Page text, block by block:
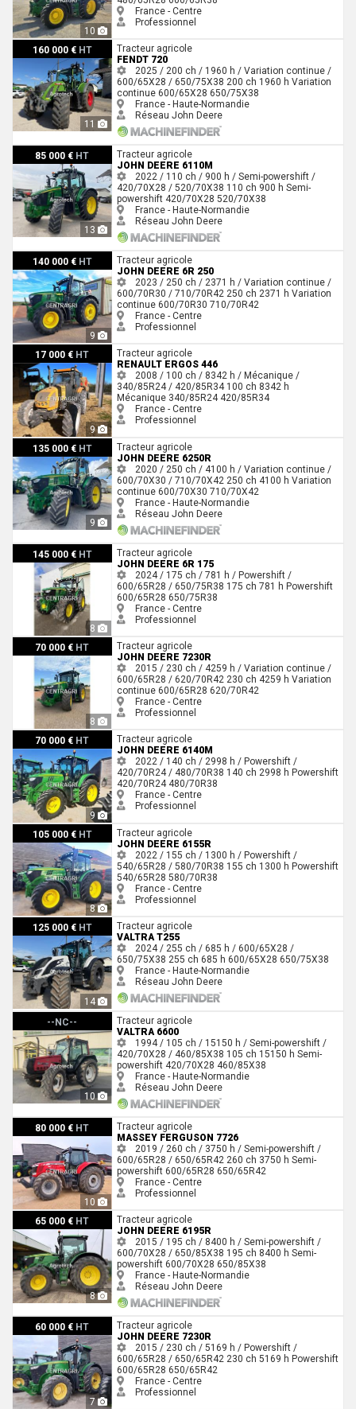
10
France - Centre
Professionnel
160 000 € HT
11
Fendt 720
Tracteur agricole
FENDT 720
2025 / 200 ch / 1960 h / Variation continue /
600/65X28 / 650/75X38 200 ch 1960 h Variation
continue 600/65X28 650/75X38
France - Haute-Normandie
Réseau John Deere
85 000 € HT
13
John Deere 6110M
Tracteur agricole
JOHN DEERE 6110M
2022 / 110 ch / 900 h / Semi-powershift /
420/70X28 / 520/70X38 110 ch 900 h Semi-
powershift 420/70X28 520/70X38
France - Haute-Normandie
Réseau John Deere
140 000 € HT
9
John Deere 6R 250
Tracteur agricole
JOHN DEERE 6R 250
2023 / 250 ch / 2371 h / Variation continue /
600/70R30 / 710/70R42 250 ch 2371 h Variation
continue 600/70R30 710/70R42
France - Centre
Professionnel
17 000 € HT
9
Renault ERGOS 446
Tracteur agricole
RENAULT ERGOS 446
2008 / 100 ch / 8342 h / Mécanique /
340/85R24 / 420/85R34 100 ch 8342 h
Mécanique 340/85R24 420/85R34
France - Centre
Professionnel
135 000 € HT
9
John Deere 6250R
Tracteur agricole
JOHN DEERE 6250R
2020 / 250 ch / 4100 h / Variation continue /
600/70X30 / 710/70X42 250 ch 4100 h Variation
continue 600/70X30 710/70X42
France - Haute-Normandie
Réseau John Deere
145 000 € HT
8
John Deere 6R 175
Tracteur agricole
JOHN DEERE 6R 175
2024 / 175 ch / 781 h / Powershift /
600/65R28 / 650/75R38 175 ch 781 h Powershift
600/65R28 650/75R38
France - Centre
Professionnel
70 000 € HT
8
John Deere 7230R
Tracteur agricole
JOHN DEERE 7230R
2015 / 230 ch / 4259 h / Variation continue /
600/65R28 / 620/70R42 230 ch 4259 h Variation
continue 600/65R28 620/70R42
France - Centre
Professionnel
70 000 € HT
9
John Deere 6140M
Tracteur agricole
JOHN DEERE 6140M
2022 / 140 ch / 2998 h / Powershift /
420/70R24 / 480/70R38 140 ch 2998 h Powershift
420/70R24 480/70R38
France - Centre
Professionnel
105 000 € HT
8
John Deere 6155R
Tracteur agricole
JOHN DEERE 6155R
2022 / 155 ch / 1300 h / Powershift /
540/65R28 / 580/70R38 155 ch 1300 h Powershift
540/65R28 580/70R38
France - Centre
Professionnel
125 000 € HT
14
Valtra T255
Tracteur agricole
VALTRA T255
2024 / 255 ch / 685 h / 600/65X28 /
650/75X38 255 ch 685 h 600/65X28 650/75X38
France - Haute-Normandie
Réseau John Deere
--NC--
10
Valtra 6600
Tracteur agricole
VALTRA 6600
1994 / 105 ch / 15150 h / Semi-powershift /
420/70X28 / 460/85X38 105 ch 15150 h Semi-
powershift 420/70X28 460/85X38
France - Haute-Normandie
Réseau John Deere
80 000 € HT
10
Massey Ferguson 7726 Tracteur agricole
MASSEY FERGUSON 7726
2019 / 260 ch / 3750 h / Semi-powershift /
600/65R28 / 650/65R42 260 ch 3750 h Semi-
powershift 600/65R28 650/65R42
France - Centre
Professionnel
65 000 € HT
8
John Deere 6195R
Tracteur agricole
JOHN DEERE 6195R
2015 / 195 ch / 8400 h / Semi-powershift /
600/70X28 / 650/85X38 195 ch 8400 h Semi-
powershift 600/70X28 650/85X38
France - Haute-Normandie
Réseau John Deere
60 000 € HT
7
John Deere 7230R
Tracteur agricole
JOHN DEERE 7230R
2015 / 230 ch / 5169 h / Powershift /
600/65R28 / 650/65R42 230 ch 5169 h Powershift
600/65R28 650/65R42
France - Centre
Professionnel